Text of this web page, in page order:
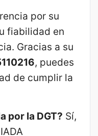
por su
fiabilidad en
Gracias a su
, puedes
de cumplir la
por la DGT? Sí,